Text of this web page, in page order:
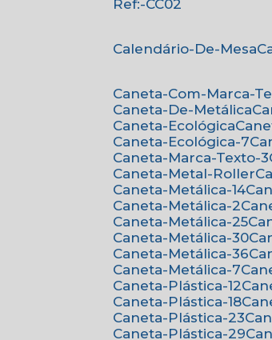
Ref:-CC02
Calendário-De-Mesa
Caneta-Com-Marca-
Caneta-De-Metálica
Caneta-Ecológica
Caneta-Ecológica-7
Caneta-Marca-Texto-3
Caneta-Metal-Roller
Caneta-Metálica-14
Caneta-Metálica-2
Caneta-Metálica-25
Caneta-Metálica-30
Caneta-Metálica-36
Caneta-Metálica-7
Caneta-Plástica-12
Caneta-Plástica-18
Caneta-Plástica-23
Caneta-Plástica-29